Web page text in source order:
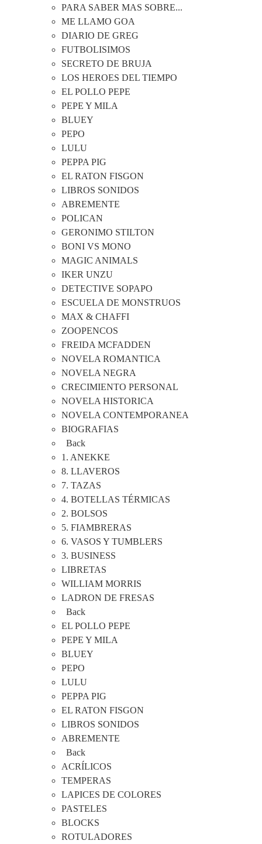
PARA SABER MAS SOBRE...
ME LLAMO GOA
DIARIO DE GREG
FUTBOLISIMOS
SECRETO DE BRUJA
LOS HEROES DEL TIEMPO
EL POLLO PEPE
PEPE Y MILA
BLUEY
PEPO
LULU
PEPPA PIG
EL RATON FISGON
LIBROS SONIDOS
ABREMENTE
POLICAN
GERONIMO STILTON
BONI VS MONO
MAGIC ANIMALS
IKER UNZU
DETECTIVE SOPAPO
ESCUELA DE MONSTRUOS
MAX & CHAFFI
ZOOPENCOS
FREIDA MCFADDEN
NOVELA ROMANTICA
NOVELA NEGRA
CRECIMIENTO PERSONAL
NOVELA HISTORICA
NOVELA CONTEMPORANEA
BIOGRAFIAS
Back
1. ANEKKE
8. LLAVEROS
7. TAZAS
4. BOTELLAS TÉRMICAS
2. BOLSOS
5. FIAMBRERAS
6. VASOS Y TUMBLERS
3. BUSINESS
LIBRETAS
WILLIAM MORRIS
LADRON DE FRESAS
Back
EL POLLO PEPE
PEPE Y MILA
BLUEY
PEPO
LULU
PEPPA PIG
EL RATON FISGON
LIBROS SONIDOS
ABREMENTE
Back
ACRÍLICOS
TEMPERAS
LAPICES DE COLORES
PASTELES
BLOCKS
ROTULADORES